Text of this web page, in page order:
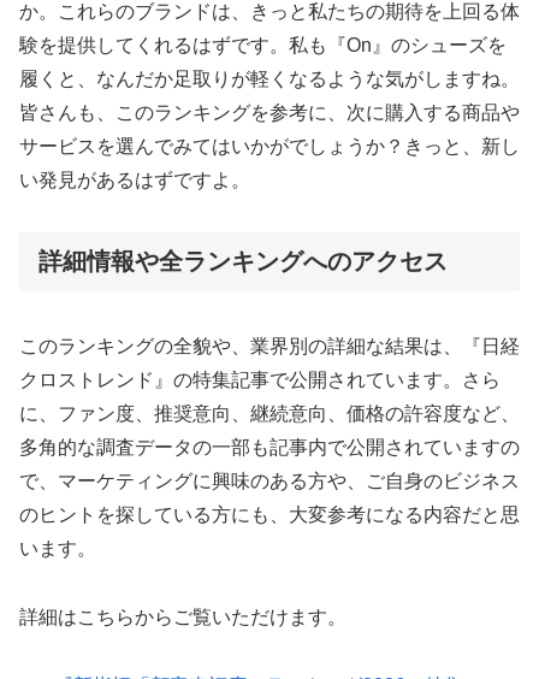
か。これらのブランドは、きっと私たちの期待を上回る体
験を提供してくれるはずです。私も『On』のシューズを
履くと、なんだか足取りが軽くなるような気がしますね。
皆さんも、このランキングを参考に、次に購入する商品や
サービスを選んでみてはいかがでしょうか？きっと、新し
い発見があるはずですよ。
詳細情報や全ランキングへのアクセス
このランキングの全貌や、業界別の詳細な結果は、『日経
クロストレンド』の特集記事で公開されています。さら
に、ファン度、推奨意向、継続意向、価格の許容度など、
多角的な調査データの一部も記事内で公開されていますの
で、マーケティングに興味のある方や、ご自身のビジネス
のヒントを探している方にも、大変参考になる内容だと思
います。
詳細はこちらからご覧いただけます。